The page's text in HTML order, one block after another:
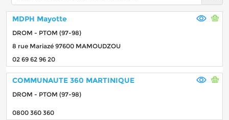
MDPH Mayotte
DROM - PTOM (97-98)
8 rue Mariazé 97600 MAMOUDZOU
02 69 62 96 20
COMMUNAUTE 360 MARTINIQUE
DROM - PTOM (97-98)
0800 360 360